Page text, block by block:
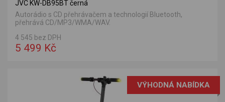
JVC KW-DB95BT černá
Autorádio s CD přehrávačem a technologií Bluetooth,
přehrává CD/MP3/WMA/WAV.
4 545 bez DPH
5 499 Kč
VÝHODNÁ NABÍDKA